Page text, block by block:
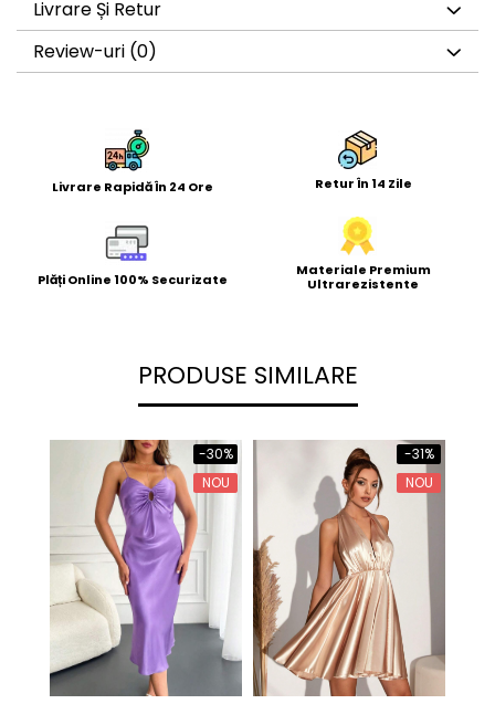
Livrare Și Retur
Review-uri (0)
Livrare Rapidă În 24 Ore Retur În 14 Zile
Plăți Online 100% Securizate
Materiale Premium
Ultrarezistente
PRODUSE SIMILARE
-30%
NOU
-31%
NOU